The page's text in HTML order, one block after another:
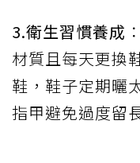
3.衛生習慣養成
材質且每天更換
鞋，鞋子定期曬
指甲避免過度留